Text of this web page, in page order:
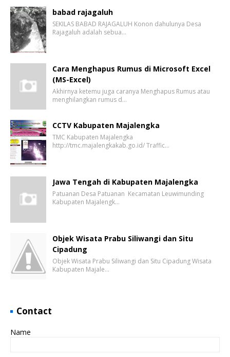
babad rajagaluh
SEKILAS BABAD RAJAGALUH Konon dahulunya Desa
Rajagaluh adalah sebua…
Cara Menghapus Rumus di Microsoft Excel
(MS-Excel)
Akhirnya ketemu juga caranya Menghapus Rumus atau
menghilangkan rumus d…
CCTV Kabupaten Majalengka
TMC Kabupaten Majalengka
http://tmc.majalengkakab.go.id/ Traffic…
Jawa Tengah di Kabupaten Majalengka
Patuanan Desa Patuanan Kecamatan Leuwimunding
Kabupaten Majalengk…
Objek Wisata Prabu Siliwangi dan Situ
Cipadung
Objek Wisata Prabu Siliwangi dan Situ Cipadung Wisata
Kabupaten Majale…
Contact
Name